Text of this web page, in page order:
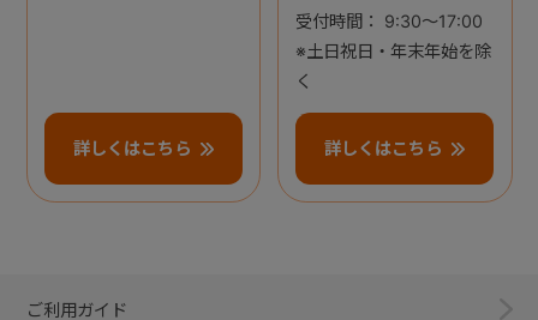
詳しくはこちら
受付時間： 9:30～17:00
※土日祝日・年末年始を除
く
詳しくはこちら
ご利用ガイド